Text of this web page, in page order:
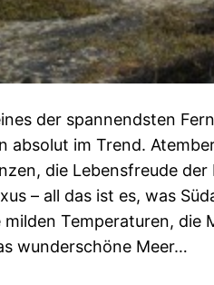
der spannendsten
absolut im Trend.
die Lebensfreude
– all das ist es, was
milden Temperaturen, die
wunderschöne Meer…